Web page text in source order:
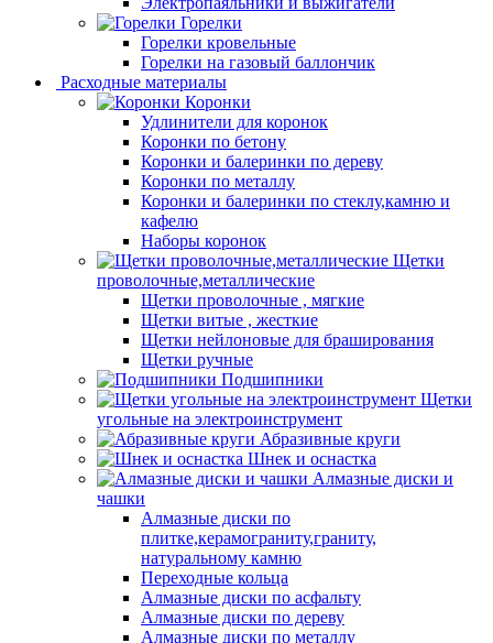
Горелки
Горелки кровельные
Горелки на газовый баллончик
Расходные материалы
Коронки
Удлинители для коронок
Коронки по бетону
Коронки и балеринки по дереву
Коронки по металлу
Коронки и балеринки по стеклу,камню и
кафелю
Наборы коронок
Щетки
проволочные,металлические
Щетки проволочные , мягкие
Щетки витые , жесткие
Щетки нейлоновые для браширования
Щетки ручные
Подшипники
Щетки
угольные на электроинструмент
Абразивные круги
Шнек и оснастка
Алмазные диски и
чашки
Алмазные диски по
плитке,керамограниту,граниту,
натуральному камню
Переходные кольца
Алмазные диски по асфальту
Алмазные диски по дереву
Алмазные диски по металлу